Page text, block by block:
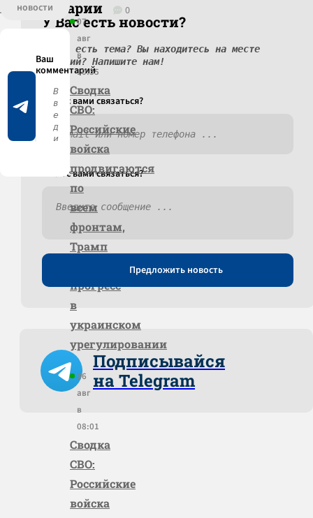
Комментарии 0
новости
07
авг
в
10:35
Сводка
СВО:
Российские
войска
продвигаются
по
всем
фронтам,
Трамп
прогресс
в
украинском
урегулировании
06
авг
в
08:01
Сводка
СВО:
Российские
войска
У Вас есть новости?
У вас есть тема? Вы находитесь на месте
событий? Напишите нам!
Как c вами связаться?
Как c вами связаться?
Предложить новость
Подписывайся
на Telegram